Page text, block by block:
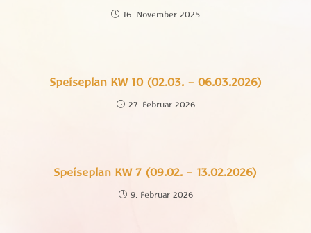
16. November 2025
Speiseplan KW 10 (02.03. – 06.03.2026)
27. Februar 2026
Speiseplan KW 7 (09.02. – 13.02.2026)
9. Februar 2026